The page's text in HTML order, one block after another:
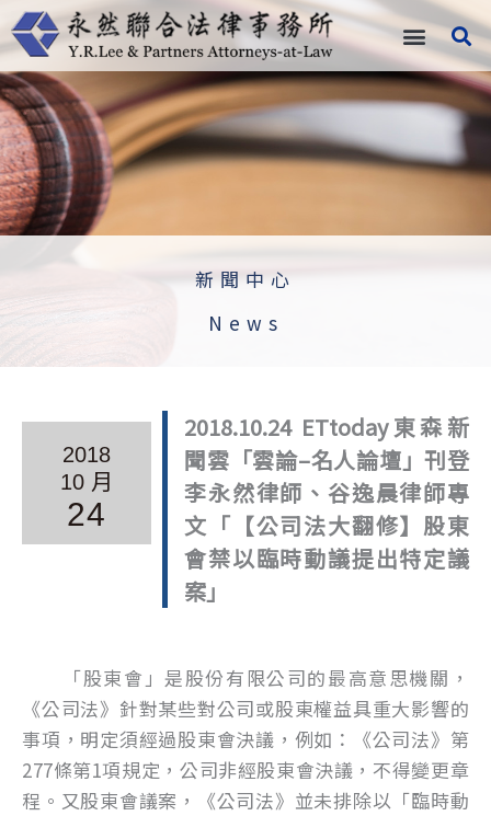
跳
至
主
要
內
容
新聞中心
News
2018
10 月
24
2018.10.24 ETtoday東森新
聞雲「雲論–名人論壇」刊登
李永然律師、谷逸晨律師專
文「【公司法大翻修】股東
會禁以臨時動議提出特定議
案」
「股東會」是股份有限公司的最高意思機關，
《公司法》針對某些對公司或股東權益具重大影響的
事項，明定須經過股東會決議，例如：《公司法》第
277條第1項規定，公司非經股東會決議，不得變更章
程。又股東會議案，《公司法》並未排除以「臨時動